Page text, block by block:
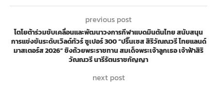
previous post
โตโยต้าร่วมขับเคลื่อนและพัฒนาวงการกีฬาแบดมินตันไทย สนับสนุน
การแข่งขันระดับเวิลด์ทัวร์ ซูเปอร์ 300 “ปริ๊นเซส สิริวัณณวรี ไทยแลนด์
มาสเตอร์ส 2026” ชิงถ้วยพระราชทาน สมเด็จพระเจ้าลูกเธอ เจ้าฟ้าสิริ
วัณณวรี นารีรัตนราชกัญญา
next post